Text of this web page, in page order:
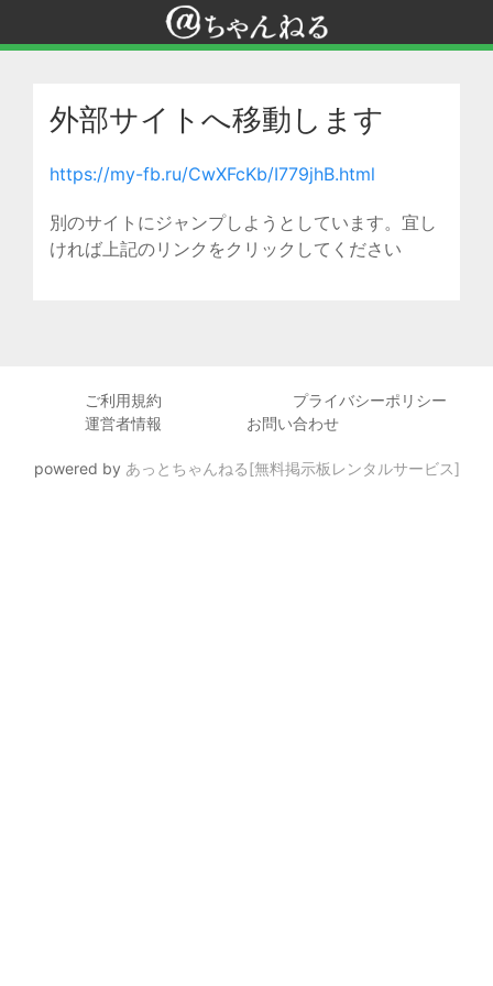
外部サイトへ移動します
https://my-fb.ru/CwXFcKb/I779jhB.html
別のサイトにジャンプしようとしています。宜し
ければ上記のリンクをクリックしてください
ご利用規約
プライバシーポリシー
運営者情報
お問い合わせ
powered by あっとちゃんねる[無料掲示板レンタルサービス]